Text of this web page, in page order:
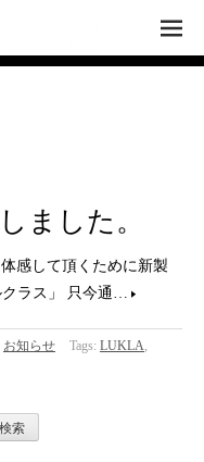
EN
ました。
感して頂くために新製
クラス」 只今通…
お知らせ Tags: LUKLA,